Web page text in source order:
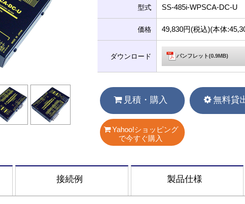
型式 SS-485i-WPSCA-DC-U
価格 49,830円(税込)(本体
ダウンロード パンフレット(0.9MB)
見積・購入 無料貸
Yahoo!ショッピング
で今すぐ購入
接続例 製品仕様